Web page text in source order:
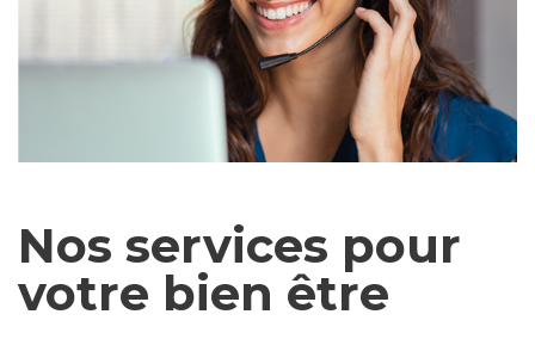
Nos services pour
votre bien être